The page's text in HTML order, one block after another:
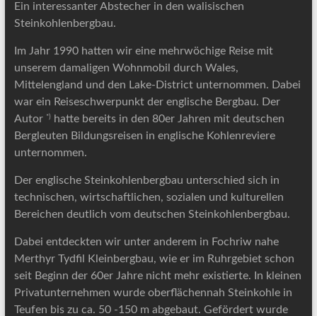
Ein interessanter Abstecher in den walisischen
Steinkohlenbergbau.
Im Jahr 1990 hatten wir eine mehrwöchige Reise mit
unserem damaligen Wohnmobil durch Wales,
Mittelengland und den Lake-District unternommen. Dabei
war ein Reiseschwerpunkt der englische Bergbau. Der
Autor *)hatte bereits in den 80er Jahren mit deutschen
Bergleuten Bildungsreisen in englische Kohlenreviere
unternommen.
Der englische Steinkohlenbergbau unterschied sich in
technischen, wirtschaftlichen, sozialen und kulturellen
Bereichen deutlich vom deutschen Steinkohlenbergbau.
Dabei entdeckten wir unter anderem in Fochriw nahe
Merthyr Tydfil Kleinbergbau, wie er im Ruhrgebiet schon
seit Beginn der 60er Jahre nicht mehr existierte. In kleinen
Privatunternehmen wurde oberflächennah Steinkohle in
Teufen bis zu ca. 50 -150 m abgebaut. Gefördert wurde